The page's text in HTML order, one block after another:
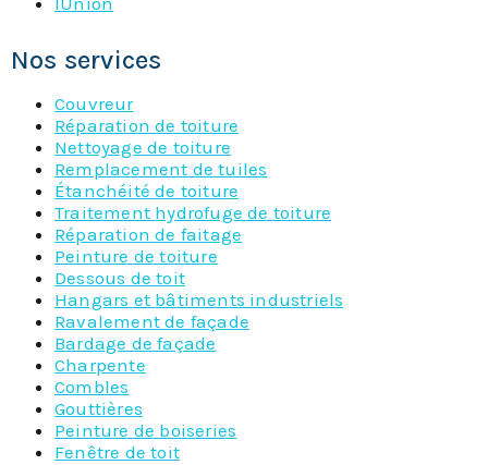
Nos services
Couvreur
Réparation de toiture
Nettoyage de toiture
Remplacement de tuiles
Étanchéité de toiture
Traitement hydrofuge de toiture
Réparation de faitage
Peinture de toiture
Dessous de toit
Hangars et bâtiments industriels
Ravalement de façade
Bardage de façade
Charpente
Combles
Gouttières
Peinture de boiseries
Fenêtre de toit